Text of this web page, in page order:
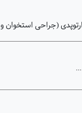
(جراحی استخوان